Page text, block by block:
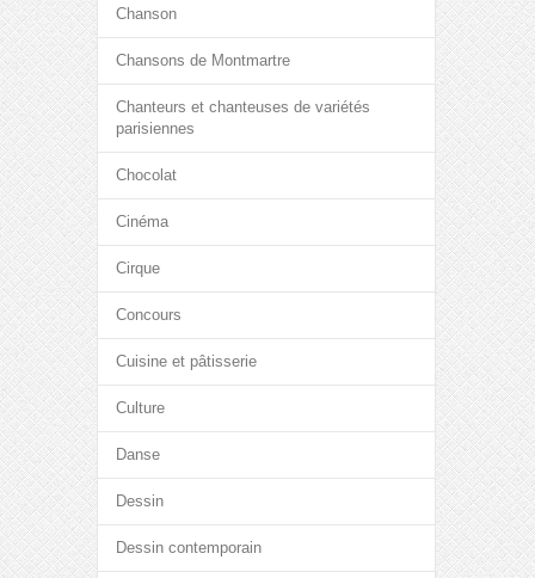
Chanson
Chansons de Montmartre
Chanteurs et chanteuses de variétés
parisiennes
Chocolat
Cinéma
Cirque
Concours
Cuisine et pâtisserie
Culture
Danse
Dessin
Dessin contemporain